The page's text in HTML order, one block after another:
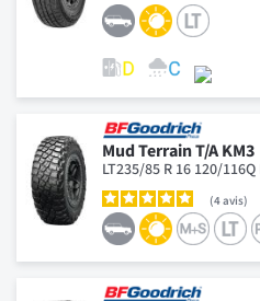
Mud Terrain T/A KM3
LT235/85 R 16 120/116Q
4avis